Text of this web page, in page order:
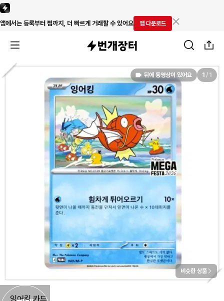
앱에서는 등록부터 찜까지, 더 빠르게 거래할 수 있어요 앱 다운로드
뒤에 동영상이 있어요 1 / 1
비슷한 상품
잉어킹 카드